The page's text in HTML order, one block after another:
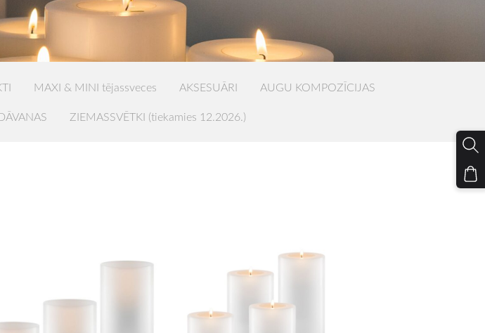
MAXI & MINI tējassveces AKSESUĀRI
AUGU KOMPOZĪCIJAS
ZIEMASSVĒTKI (tiekamies 12.2026.)